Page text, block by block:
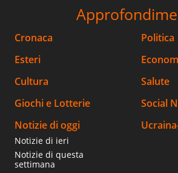
Cronaca
Politica
Esteri
Cultura
Salute
Giochi e Lotterie
Social
Notizie di oggi
Notizie di ieri
Notizie di questa
settimana